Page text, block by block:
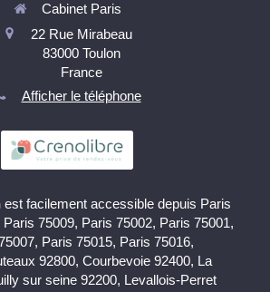
Cabinet Paris
22 Rue Mirabeau
83000 Toulon
France
Afficher le téléphone
est facilement accessible depuis Paris
75009, Paris 75002, Paris 75001,
Paris 75015, Paris 75016,
92800, Courbevoie 92400, La
sur seine 92200, Levallois-Perret